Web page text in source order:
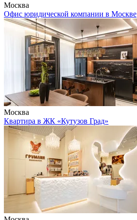
Москва
Офис юридической компании в Москве
Москва
Квартира в ЖК «Кутузов Град»